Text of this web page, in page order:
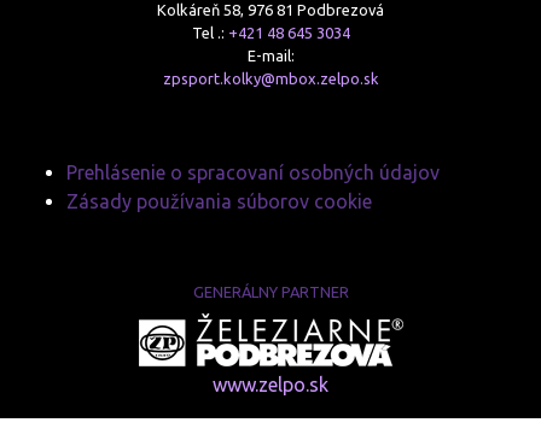
Kolkáreň 58, 976 81 Podbrezová
Tel .: +421 48 645 3034
E-mail:
zpsport.kolky@mbox.zelpo.sk
Prehlásenie o spracovaní osobných údajov
Zásady používania súborov cookie
GENERÁLNY PARTNER
www.zelpo.sk